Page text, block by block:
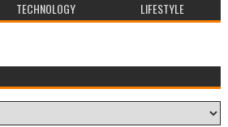
TECHNOLOGY LIFESTYLE